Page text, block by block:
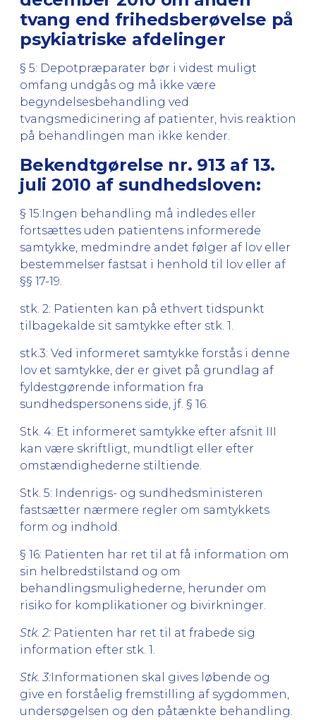
tvang end frihedsberøvelse på
psykiatriske afdelinger
§ 5: Depotpræparater bør i videst muligt
omfang undgås og må ikke være
begyndelsesbehandling ved
tvangsmedicinering af patienter, hvis reaktion
på behandlingen man ikke kender.
Bekendtgørelse nr. 913 af 13.
juli 2010 af sundhedsloven:
§ 15:Ingen behandling må indledes eller
fortsættes uden patientens informerede
samtykke, medmindre andet følger af lov eller
bestemmelser fastsat i henhold til lov eller af
§§ 17-19.
stk. 2: Patienten kan på ethvert tidspunkt
tilbagekalde sit samtykke efter stk. 1.
stk.3: Ved informeret samtykke forstås i denne
lov et samtykke, der er givet på grundlag af
fyldestgørende information fra
sundhedspersonens side, jf. § 16.
Stk. 4: Et informeret samtykke efter afsnit III
kan være skriftligt, mundtligt eller efter
omstændighederne stiltiende.
Stk. 5: Indenrigs- og sundhedsministeren
fastsætter nærmere regler om samtykkets
form og indhold.
§ 16: Patienten har ret til at få information om
sin helbredstilstand og om
behandlingsmulighederne, herunder om
risiko for komplikationer og bivirkninger.
Stk. 2: Patienten har ret til at frabede sig
information efter stk. 1.
Stk. 3:Informationen skal gives løbende og
give en forståelig fremstilling af sygdommen,
undersøgelsen og den påtænkte behandling.